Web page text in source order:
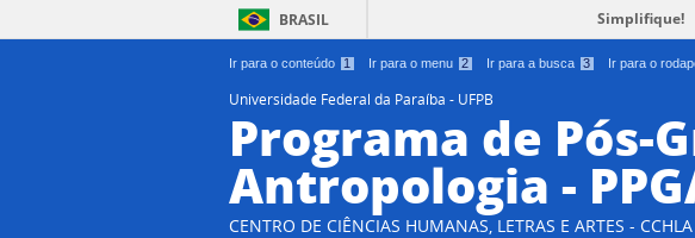
Ir para o conteúdo 1 Ir para o menu 2 Ir para a busca 3 Ir para o
BRASIL Simplifique!
Universidade Federal da Paraíba - UFPB
Programa de Pós-
Antropologia -
CENTRO DE CIÊNCIAS HUMANAS, LETRAS E ARTES - CCHLA